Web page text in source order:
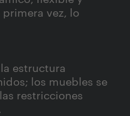
vez, lo
estructura
los muebles se
restricciones